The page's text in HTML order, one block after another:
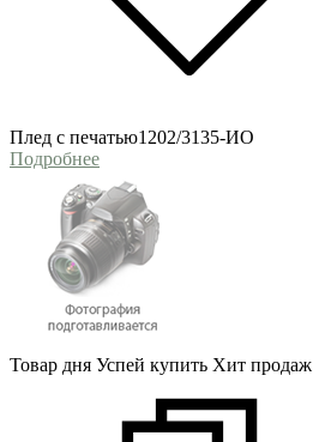
Плед с печатью1202/3135-ИО
Подробнее
Товар дня Успей купить Хит продаж